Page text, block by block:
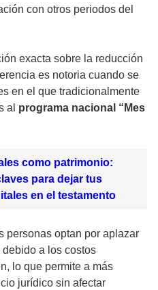
con otros periodos del
exacta sobre la reducción
es notoria cuando se
en el que tradicionalmente
al programa nacional “Mes
como patrimonio:
para dejar tus
en el testamento
personas optan por aplazar
a los costos
lo que permite a más
jurídico sin afectar